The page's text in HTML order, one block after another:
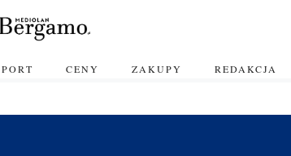
CENY ZAKUPY REDAKCJA